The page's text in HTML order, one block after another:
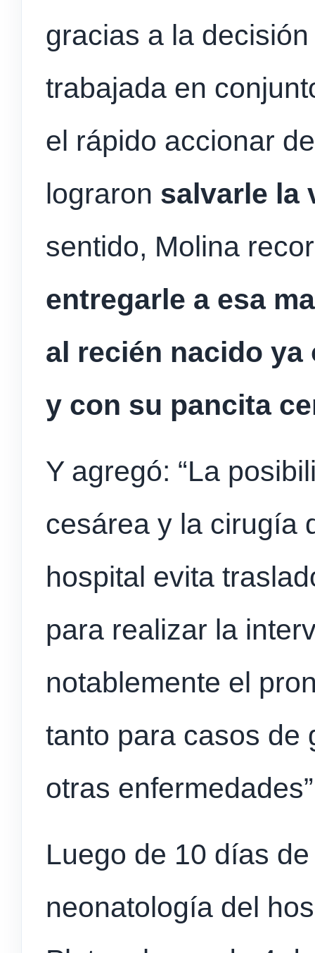
gracias a la
trabajada en
el rápido accionar
lograron salvarle la
sentido, Molina
entregarle a esa
al recién nacido ya
y con su pancita
Y agregó: “La
cesárea y la cirugía
hospital evita
para realizar la
notablemente el
tanto para casos de
otras
Luego de 10 días
neonatología del